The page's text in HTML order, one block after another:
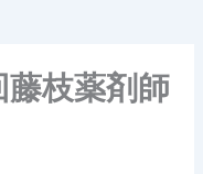
藤枝薬剤師